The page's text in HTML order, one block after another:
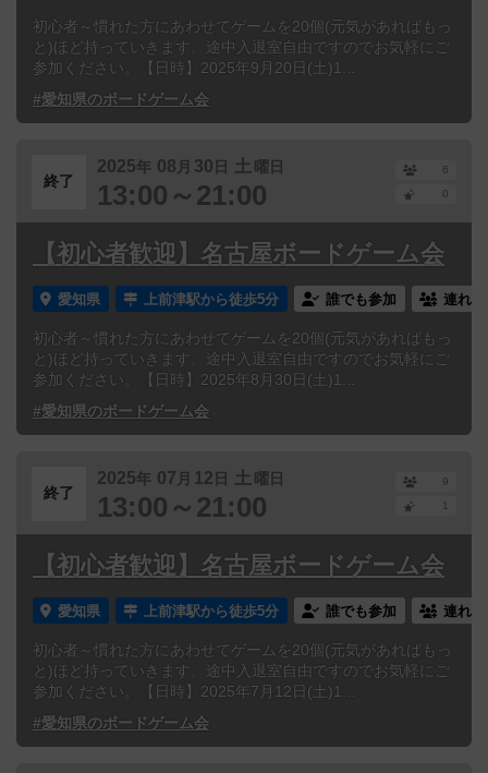
初心者～慣れた方にあわせてゲームを20個(元気があればもっ
と)ほど持っていきます。途中入退室自由ですのでお気軽にご
参加ください。【日時】2025年9月20日(土)1...
#愛知県のボードゲーム会
終了
2025年 08 月 30 日 土 曜日
13:00～21:00
6
0
【初心者歓迎】名古屋ボードゲーム会
愛知県 上前津駅から徒歩5分 誰でも参加 連れ
初心者～慣れた方にあわせてゲームを20個(元気があればもっ
と)ほど持っていきます。途中入退室自由ですのでお気軽にご
参加ください。【日時】2025年8月30日(土)1...
#愛知県のボードゲーム会
終了
2025年 07 月 12 日 土 曜日
13:00～21:00
9
1
【初心者歓迎】名古屋ボードゲーム会
愛知県 上前津駅から徒歩5分 誰でも参加 連れ
初心者～慣れた方にあわせてゲームを20個(元気があればもっ
と)ほど持っていきます。途中入退室自由ですのでお気軽にご
参加ください。【日時】2025年7月12日(土)1...
#愛知県のボードゲーム会